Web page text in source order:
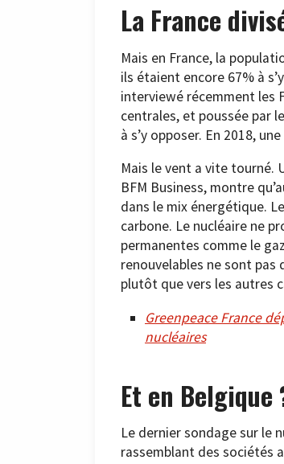
La France
Mais en France, la
ils étaient encore 67% à
interviewé récemment les
centrales, et poussée par
à s’y opposer. En 2018,
Mais le vent a vite tourné.
BFM Business, montre
dans le mix énergétique.
carbone. Le nucléaire ne
permanentes comme le
renouvelables ne sont pas
plutôt que vers les autres
Greenpeace France
nucléaires
Et en Belgique
Le dernier sondage sur le
rassemblant des sociétés